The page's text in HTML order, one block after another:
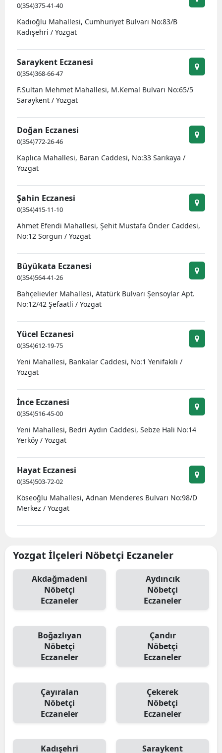
0(354)375-41-40
Kadıoğlu Mahallesi, Cumhuriyet Bulvarı No:83/B
Kadışehri / Yozgat
Saraykent Eczanesi
0(354)368-66-47
F.Sultan Mehmet Mahallesi, M.Kemal Bulvarı No:65/5
Saraykent / Yozgat
Doğan Eczanesi
0(354)772-26-46
Kaplıca Mahallesi, Baran Caddesi, No:33 Sarıkaya /
Yozgat
Şahin Eczanesi
0(354)415-11-10
Ahmet Efendi Mahallesi, Şehit Mustafa Önder Caddesi,
No:12 Sorgun / Yozgat
Büyükata Eczanesi
0(354)564-41-26
Bahçelievler Mahallesi, Atatürk Bulvarı Şensoylar Apt.
No:12/42 Şefaatli / Yozgat
Yücel Eczanesi
0(354)612-19-75
Yeni Mahallesi, Bankalar Caddesi, No:1 Yenifakılı /
Yozgat
İnce Eczanesi
0(354)516-45-00
Yeni Mahallesi, Bedri Aydın Caddesi, Sebze Hali No:14
Yerköy / Yozgat
Hayat Eczanesi
0(354)503-72-02
Köseoğlu Mahallesi, Adnan Menderes Bulvarı No:98/D
Merkez / Yozgat
Yozgat İlçeleri Nöbetçi Eczaneler
Akdağmadeni
Nöbetçi
Eczaneler
Aydıncık
Nöbetçi
Eczaneler
Boğazlıyan
Nöbetçi
Eczaneler
Çandır
Nöbetçi
Eczaneler
Çayıralan
Nöbetçi
Eczaneler
Çekerek
Nöbetçi
Eczaneler
Kadışehri Saraykent